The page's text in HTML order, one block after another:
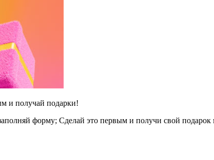
и получай подарки!
форму; Сделай это первым и получи свой подарок